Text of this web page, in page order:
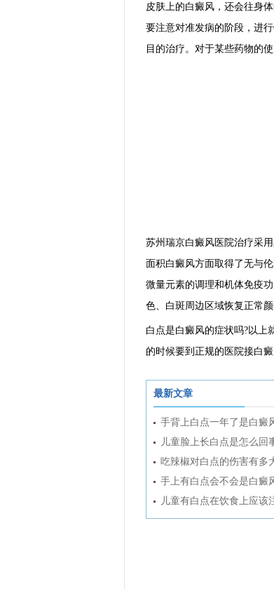
皮肤上的白癜风，还会往身
要注意对准发病的阶段，进
目的治疗。对于某些药物的
苏州瑞京白癜风医院治疗采
面积白癜风方面取得了无与
微量元素的调理和机体免疫
色、白斑周边区域恢复正常
白点是白癜风的症状吗?以上
的时候要到正规的医院接白
最新文章
手背上白点一年了是白癜
儿童脸上长白点是怎么回
吃辣椒对白点的伤害有多
手上有白点会不会是白癜
儿童有白点在饮食上应该